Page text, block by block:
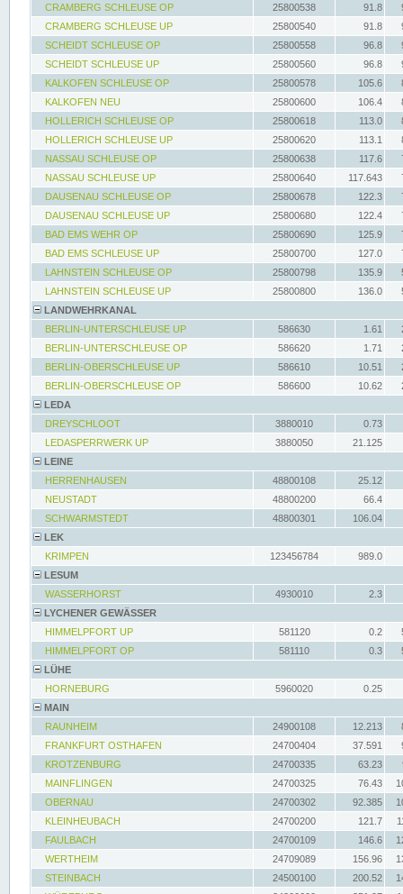
CRAMBERG SCHLEUSE OP
25800538 91.8
CRAMBERG SCHLEUSE UP
25800540 91.8
SCHEIDT SCHLEUSE OP
25800558 96.8
SCHEIDT SCHLEUSE UP
25800560 96.8
KALKOFEN SCHLEUSE OP
25800578 105.6
KALKOFEN NEU
25800600 106.4
HOLLERICH SCHLEUSE OP
25800618 113.0
HOLLERICH SCHLEUSE UP
25800620 113.1
NASSAU SCHLEUSE OP
25800638 117.6
NASSAU SCHLEUSE UP
25800640 117.643
DAUSENAU SCHLEUSE OP
25800678 122.3
DAUSENAU SCHLEUSE UP
25800680 122.4
BAD EMS WEHR OP
25800690 125.9
BAD EMS SCHLEUSE UP
25800700 127.0
LAHNSTEIN SCHLEUSE OP
25800798 135.9
LAHNSTEIN SCHLEUSE UP
25800800 136.0
LANDWEHRKANAL
BERLIN-UNTERSCHLEUSE UP
586630 1.61
BERLIN-UNTERSCHLEUSE OP
586620 1.71
BERLIN-OBERSCHLEUSE UP
586610 10.51
BERLIN-OBERSCHLEUSE OP
586600 10.62
LEDA
DREYSCHLOOT
3880010
0.73
LEDASPERRWERK UP
3880050
21.125
LEINE
HERRENHAUSEN
48800108
25.12
NEUSTADT
48800200
66.4
SCHWARMSTEDT
48800301
106.04
LEK
KRIMPEN
123456784
989.0
LESUM
WASSERHORST
4930010
2.3
LYCHENER GEWÄSSER
HIMMELPFORT UP
581120 0.2
HIMMELPFORT OP
581110 0.3
LÜHE
HORNEBURG
5960020
0.25
MAIN
RAUNHEIM
24900108 12.213
FRANKFURT OSTHAFEN
24700404 37.591
KROTZENBURG
24700335 63.23
MAINFLINGEN
24700325 76.43
OBERNAU
24700302 92.385
KLEINHEUBACH
24700200 121.7
FAULBACH
24700109 146.6
WERTHEIM
24709089 156.96
STEINBACH
24500100 200.52